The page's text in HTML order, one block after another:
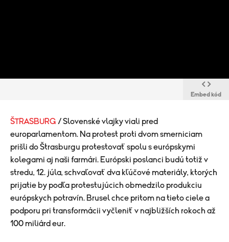
Embed kód
ŠTRASBURG / Slovenské vlajky viali pred
europarlamentom. Na protest proti dvom smerniciam
prišli do Štrasburgu protestovať spolu s európskymi
kolegami aj naši farmári. Európski poslanci budú totiž v
stredu, 12. júla, schvaľovať dva kľúčové materiály, ktorých
prijatie by podľa protestujúcich obmedzilo produkciu
európskych potravín. Brusel chce pritom na tieto ciele a
podporu pri transformácii vyčleniť v najbližších rokoch až
100 miliárd eur.